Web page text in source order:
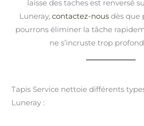
laisse des taches est renversé
Luneray, contactez-nous dès que
pourrons éliminer la tâche
ne s’incruste trop
Tapis Service nettoie différents
Luneray :